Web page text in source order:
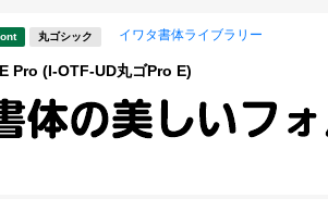
丸ゴシック イワタ書体ライブラリー
Pro (I-OTF-UD丸ゴPro E)